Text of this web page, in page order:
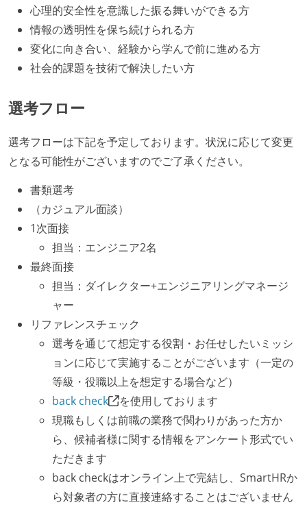
心理的安全性を意識した振る舞いができる方
情報の透明性を保ち続けられる方
変化に向き合い、経験から学んで前に進める方
社会的課題を技術で解決したい方
選考フロー
選考フローは下記を予定しております。状況に応じて変更
となる可能性がございますのでご了承ください。
書類選考
（カジュアル面談）
1次面接
担当：エンジニア2名
最終面接
担当：ダイレクター+エンジニアリングマネージ
ャー
リファレンスチェック
選考を通じて想定する役割・お任せしたいミッシ
ョンに応じて実施することがございます（一定の
等級・役職以上を想定する場合など）
back check
を使用しております
現職もしくは前職の業務で関わりがあった方か
ら、候補者様に関する情報をアンケート形式でい
ただきます
back checkはオンライン上で完結し、SmartHRか
ら対象者の方に直接連絡することはございません